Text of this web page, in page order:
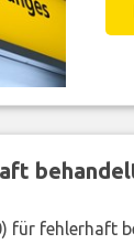
für fehlerhaft